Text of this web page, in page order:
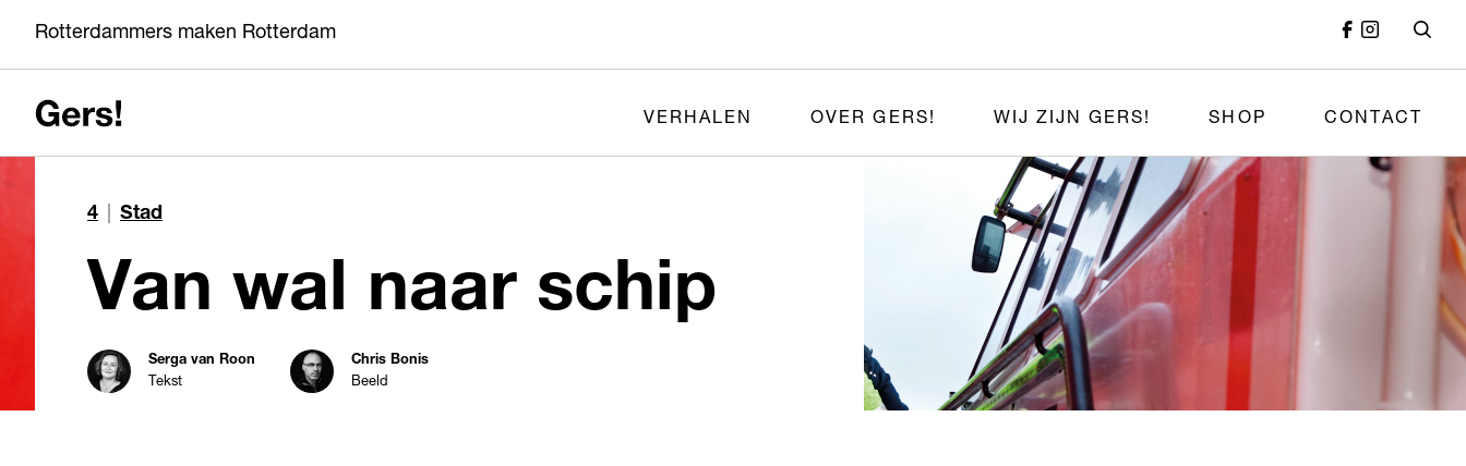
Rotterdammers maken Rotterdam
VERHALEN OVER GERS! WIJ ZIJN GERS! SHOP CONTACT
4 Stad
Van wal naar schip
Serga van Roon
Tekst
Chris Bonis
Beeld